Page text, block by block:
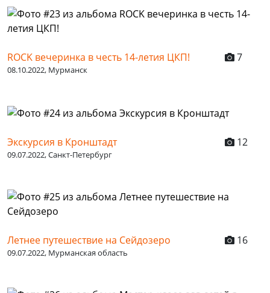
ROCK вечеринка в честь 14-летия ЦКП! 7
08.10.2022, Мурманск
Экскурсия в Кронштадт 12
09.07.2022, Санкт-Петербург
Летнее путешествие на Сейдозеро 16
09.07.2022, Мурманская область